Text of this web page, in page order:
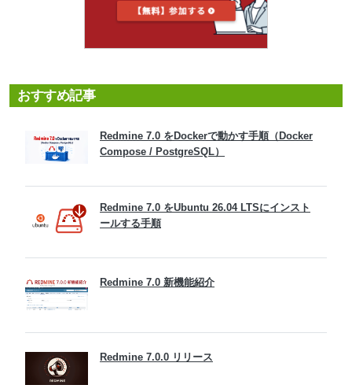
おすすめ記事
Redmine 7.0 をDockerで動かす手順（Docker
Compose / PostgreSQL）
Redmine 7.0 をUbuntu 26.04 LTSにインスト
ールする手順
Redmine 7.0 新機能紹介
Redmine 7.0.0 リリース